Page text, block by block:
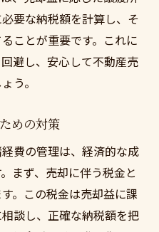
要な納税額を計算し、そ
ことが重要です。これに
避し、安心して不動産売
う。
めの対策
費の管理は、経済的な成
まず、売却に伴う税金と
。この税金は売却益に課
談し、正確な納税額を把